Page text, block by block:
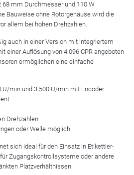
68 mm Durchmesser und 110 W
Bauweise ohne Rotorgehäuse wird die
allem bei hohen Drehzahlen.
auch in einer Version mit integriertem
einer Auflösung von 4.096 CPR angeboten
ermöglichen eine einfache
U/min und 3.500 U/min mit Encoder
Drehzahlen
oder Welle möglich
sich ideal für den Einsatz in Etikettier-
Zugangskontrollsysteme oder andere
Platzverhältnissen.